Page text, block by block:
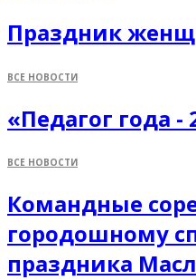
Праздник
ВСЕ НОВОСТИ
«Педагог года -
ВСЕ НОВОСТИ
Командные
городошному
праздника